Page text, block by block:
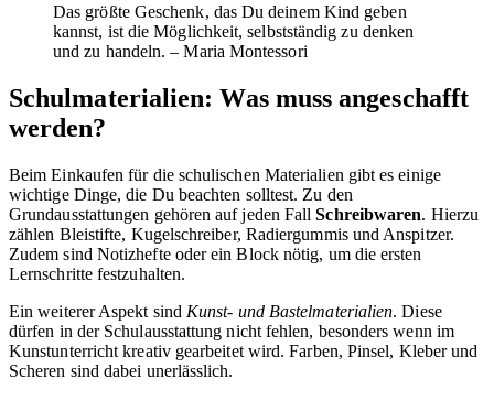
Das größte Geschenk, das Du deinem Kind geben
kannst, ist die Möglichkeit, selbstständig zu denken
und zu handeln. – Maria Montessori
Schulmaterialien: Was muss angeschafft
werden?
Beim Einkaufen für die schulischen Materialien gibt es einige
wichtige Dinge, die Du beachten solltest. Zu den
Grundausstattungen gehören auf jeden FallSchreibwaren. Hierzu
zählen Bleistifte, Kugelschreiber, Radiergummis und Anspitzer.
Zudem sind Notizhefte oder ein Block nötig, um die ersten
Lernschritte festzuhalten.
Ein weiterer Aspekt sind Kunst- und Bastelmaterialien. Diese
dürfen in der Schulausstattung nicht fehlen, besonders wenn im
Kunstunterricht kreativ gearbeitet wird. Farben, Pinsel, Kleber und
Scheren sind dabei unerlässlich.